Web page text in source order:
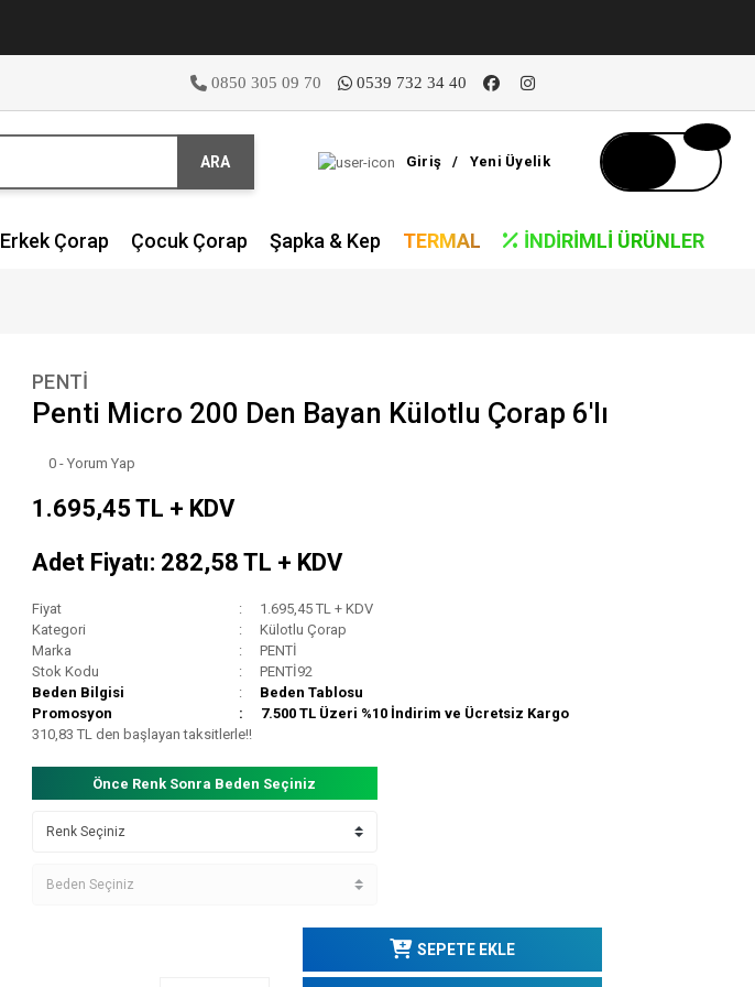
0850 305 09 70 0539 732 34 40
ARA Giriş / Yeni Üyelik
Erkek Çorap Çocuk Çorap Şapka & Kep TERMAL İNDIRIMLI ÜRÜNLER
PENTİ
Penti Micro 200 Den Bayan Külotlu Çorap 6'lı
0 - Yorum Yap
1.695,45 TL + KDV
Adet Fiyatı: 282,58 TL + KDV
Fiyat
1.695,45 TL + KDV
Kategori
Külotlu Çorap
Marka
PENTİ
Stok Kodu
PENTİ92
Beden Bilgisi
Beden Tablosu
Promosyon
7.500 TL Üzeri %10 İndirim ve Ücretsiz Kargo
310,83 TL den başlayan taksitlerle!!
Önce Renk Sonra Beden Seçiniz
SEPETE EKLE